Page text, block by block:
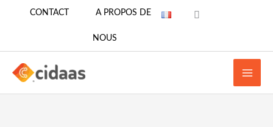
CONTACT A PROPOS DE
NOUS